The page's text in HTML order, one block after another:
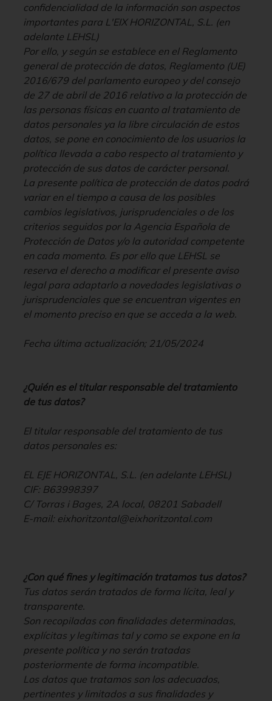
confidencialidad de la información son aspectos
importantes para L'EIX HORIZONTAL, S.L. (en
adelante LEHSL)
Por ello, y según se establece en el Reglamento
general de protección de datos, Reglamento (UE)
2016/679 del parlamento europeo y del consejo
de 27 de abril de 2016 relativo a la protección de
las personas físicas en cuanto al tratamiento de
datos personales ya la libre circulación de estos
datos, se pone en conocimiento de los usuarios la
política llevada a cabo respecto al tratamiento y
protección de sus datos de carácter personal.
La presente política de protección de datos podrá
variar en el tiempo a causa de los posibles
cambios legislativos, jurisprudenciales o de los
criterios seguidos por la Agencia Española de
Protección de Datos y/o la autoridad competente
en cada momento. Es por ello que LEHSL se
reserva el derecho a modificar el presente aviso
legal para adaptarlo a novedades legislativas o
jurisprudenciales que se encuentran vigentes en
el momento preciso en que se acceda a la web.
Fecha última actualización; 21/05/2024
¿Quién es el titular responsable del tratamiento
de tus datos?
El titular responsable del tratamiento de tus
datos personales es:
EL EJE HORIZONTAL, S.L. (en adelante LEHSL)
CIF: B63998397
C/ Torras i Bages, 2A local, 08201 Sabadell
E-mail: eixhoritzontal@eixhoritzontal.com
¿Con qué fines y legitimación tratamos tus datos?
Tus datos serán tratados de forma lícita, leal y
transparente.
Son recopiladas con finalidades determinadas,
explícitas y legítimas tal y como se expone en la
presente política y no serán tratadas
posteriormente de forma incompatible.
Los datos que tratamos son los adecuados,
pertinentes y limitados a sus finalidades y